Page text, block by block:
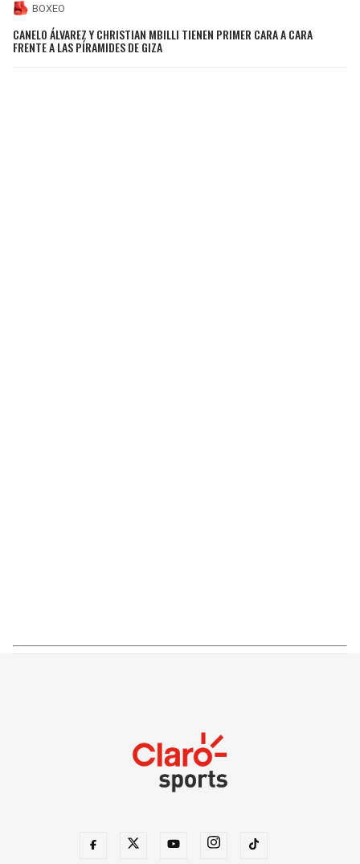
BOXEO
CANELO ÁLVAREZ Y CHRISTIAN MBILLI TIENEN PRIMER CARA A CARA
FRENTE A LAS PÍRAMIDES DE GIZA